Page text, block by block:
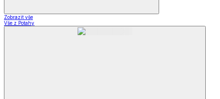
Zobrazit vše
Vše z Potahy